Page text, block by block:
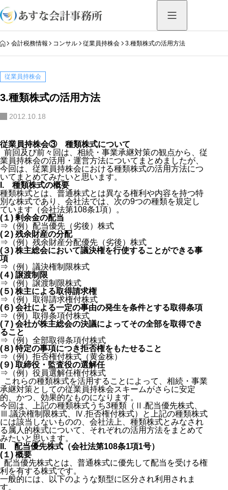
HOME
会計税務情報 コンサル 従業員持株会 3.種類株式の活用方法
従業員持株会
3.種類株式の活用方法
2012.10.18
従業員持株会③ 種類株式について
前回及び前々回は、相続・事業承継対策の観点から、従
業員持株会の活用・運営方法についてまとめましたが、
今回は、従業員持株会における種類株式の活用方法につ
いてまとめてみたいと思います。
I. 種類株式の概要
種類株式とは、普通株式とは異なる権利や内容を持つ特
別な株式であり、会社法では、次の9つの種類を規定し
ています（会社法第108条1項）。
(１) 剰余金の配当
⇒（例）配当優先（劣後）株式
(２) 残余財産の分配
⇒（例）残余財産分配優先（劣後）株式
(３) 株主総会において議決権を行使することができる事
項
⇒（例）議決権制限株式
(４) 譲渡制限
⇒（例）譲渡制限株式
(５) 株主による取得請求権
⇒（例）取得請求権付株式
(６) 会社による一定の事由の発生を条件とする取得条項
⇒（例）取得条項付株式
(７) 会社が株主総会の決議によってその全部を取得でき
ること
⇒（例）全部取得条項付株式
(８) 特定の事項につき拒否権をもたせること
⇒（例）拒否権付株式（黄金株）
(９) 取締役・監査役の選解任
⇒（例）役員選解任権付株式
これらの種類株式を活用することによって、相続・事業
承継対策としての従業員持株会スキームがさらに安定
的、かつ、効果的なものになります。
今回は、上記の種類株式うち3種類（Ⅱ.配当優先株式、
Ⅲ.議決権制限株式、Ⅳ.拒否権付株式）と上記の種類株式
には該当しないものの、会社法上、種類株式とみなされ
る属人的株式について、それぞれの活用方法をまとめて
みたいと思います。
II. 配当優先株式（会社法第108条1項1号）
(１) 概要
配当優先株式とは、普通株式に優先して配当を受ける権
利を有する株式です。
一般的には、以下のような類型に区分され利用されま
す。